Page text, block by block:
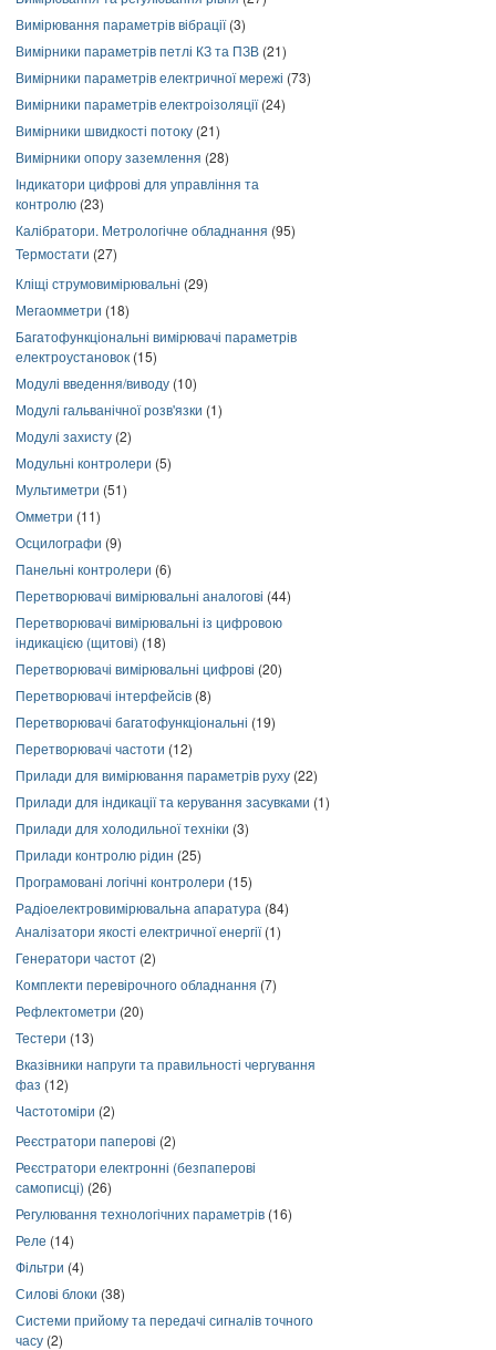
Вимірювання параметрів вібрації(3)
Вимірники параметрів петлі КЗ та ПЗВ (21)
Вимірники параметрів електричної мережі (73)
Вимірники параметрів електроізоляції(24)
Вимірники швидкості потоку (21)
Вимірники опору заземлення (28)
Індикатори цифрові для управління та
контролю (23)
Калібратори. Метрологічне обладнання (95)
Термостати (27)
Кліщі струмовимірювальні (29)
Мегаомметри (18)
Багатофункціональні вимірювачі параметрів
електроустановок (15)
Модулі введення/виводу (10)
Модулі гальванічної розв'язки (1)
Модулі захисту (2)
Модульні контролери (5)
Мультиметри (51)
Омметри (11)
Осцилографи (9)
Панельні контролери (6)
Перетворювачі вимірювальні аналогові (44)
Перетворювачі вимірювальні із цифровою
індикацією (щитові) (18)
Перетворювачі вимірювальні цифрові (20)
Перетворювачі інтерфейсів (8)
Перетворювачі багатофункціональні (19)
Перетворювачі частоти (12)
Прилади для вимірювання параметрів руху (22)
Прилади для індикації та керування засувками (1)
Прилади для холодильної техніки (3)
Прилади контролю рідин (25)
Програмовані логічні контролери (15)
Радіоелектровимірювальна апаратура (84)
Аналізатори якості електричної енергії(1)
Генератори частот (2)
Комплекти перевірочного обладнання (7)
Рефлектометри (20)
Тестери (13)
Вказівники напруги та правильності чергування
фаз (12)
Частотоміри (2)
Реєстратори паперові (2)
Реєстратори електронні (безпаперові
самописці) (26)
Регулювання технологічних параметрів (16)
Реле (14)
Фільтри (4)
Силові блоки (38)
Системи прийому та передачі сигналів точного
часу (2)